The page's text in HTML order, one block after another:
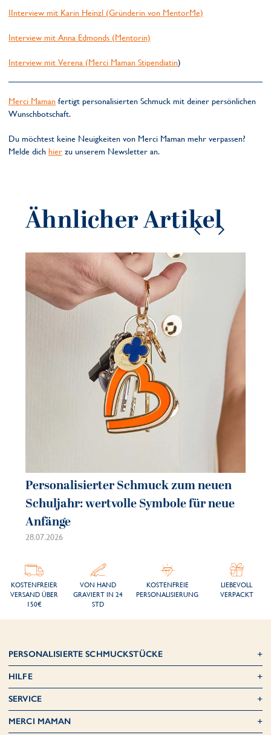
IInterview mit Karin Heinzl (Gründerin von MentorMe)
Interview mit Anna Edmonds (Mentorin)
Interview mit Verena (Merci Maman Stipendiatin)
Merci Maman fertigt personalisierten Schmuck mit deiner persönlichen
Wunschbotschaft.
Du möchtest keine Neuigkeiten von Merci Maman mehr verpassen?
Melde dich hier zu unserem Newsletter an.
Ähnlicher Artikel
Personalisierter Schmuck zum neuen
Schuljahr: wertvolle Symbole für neue
Anfänge
28.07.2026
KOSTENFREIER
VERSAND ÜBER
150€
VON HAND
GRAVIERT IN 24
STD
KOSTENFREIE
PERSONALISIERUNG
LIEBEVOLL
VERPACKT
PERSONALISIERTE SCHMUCKSTÜCKE
HILFE
SERVICE
MERCI MAMAN